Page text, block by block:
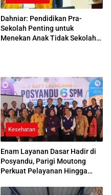
Dahniar: Pendidikan Pra-
Sekolah Penting untuk
Menekan Anak Tidak Sekolah
Kesehatan
Enam Layanan Dasar Hadir di
Posyandu, Parigi Moutong
Perkuat Pelayanan Hingga